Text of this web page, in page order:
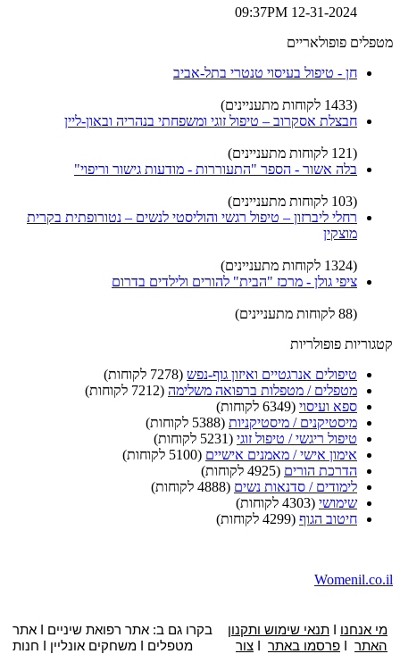
12-31-2024 09:37PM
מטפלים פופולאריים
חן - טיפול בעיסוי טנטרי בתל-אביב
(1433 לקוחות מתעניינים)
חבצלת אסקרוב – טיפול זוגי ומשפחתי בנהריה ובאון-ליין
(121 לקוחות מתעניינים)
בלה אשור - הספר "התעוררות - מודעות גישור וריפוי"
(103 לקוחות מתעניינים)
רחלי ליברזון – טיפול רגשי והוליסטי לנשים – נטורופתית בקרית
מוצקין
(1324 לקוחות מתעניינים)
ציפי גולן - מרכז "הבית" להורים ולילדים בדרום
(88 לקוחות מתעניינים)
קטגוריות פופולריות
טיפולים אנרגטיים ואיזון גוף-נפש (7278 לקוחות)
מטפלים / מטפלות ברפואה משלימה (7212 לקוחות)
ספא ועיסוי (6349 לקוחות)
מיסטיקנים / מיסטיקניות (5388 לקוחות)
טיפול ריגשי / טיפול זוגי (5231 לקוחות)
אימון אישי / מאמנים אישיים (5100 לקוחות)
הדרכת הורים (4925 לקוחות)
לימודים / סדנאות נשים (4888 לקוחות)
שימושי (4303 לקוחות)
חיטוב הגוף (4299 לקוחות)
Womenil.co.il
מי אנחנו
תנאי שימוש ותקנון
האתר
פרסמו באתר צור
בקרו גם ב: אתר רפואת שיניים
אתר
מטפלים
משחקים אונליין חנות